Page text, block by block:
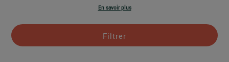
En savoir plus
Filtrer